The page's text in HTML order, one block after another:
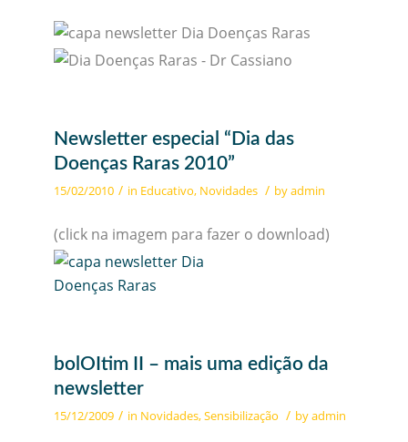
Newsletter especial “Dia das
Doenças Raras 2010”
15/02/2010 / in Educativo, Novidades / byadmin
(click na imagem para fazer o download)
bolOItim II – mais uma edição da
newsletter
15/12/2009 / in Novidades,Sensibilização / byadmin